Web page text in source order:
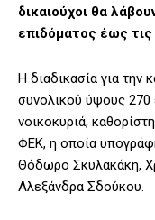
δικαιούχοι θα
επιδόματος έως
Η διαδικασία για την
συνολικού ύψους 270
νοικοκυριά,
ΦΕΚ, η οποία
Θόδωρο Σκυλακάκη,
Αλεξάνδρα Σδούκου.